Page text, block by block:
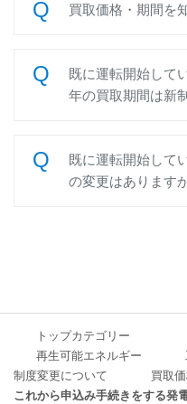
買取価格・期間を
既に運転開始して
年の買取期間は新
既に運転開始して
の変更はありますか
トップカテゴリー
再生可能エネルギー
制度変更について
買取
これから申込み手続きをする発